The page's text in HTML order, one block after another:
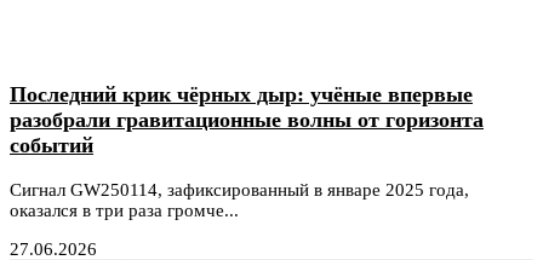
Последний крик чёрных дыр: учёные впервые
разобрали гравитационные волны от горизонта
событий
Сигнал GW250114, зафиксированный в январе 2025 года,
оказался в три раза громче...
27.06.2026